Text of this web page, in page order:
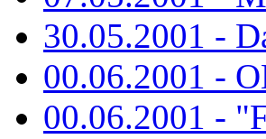
30.05.2001 -
00.06.2001 -
00.06.2001 -